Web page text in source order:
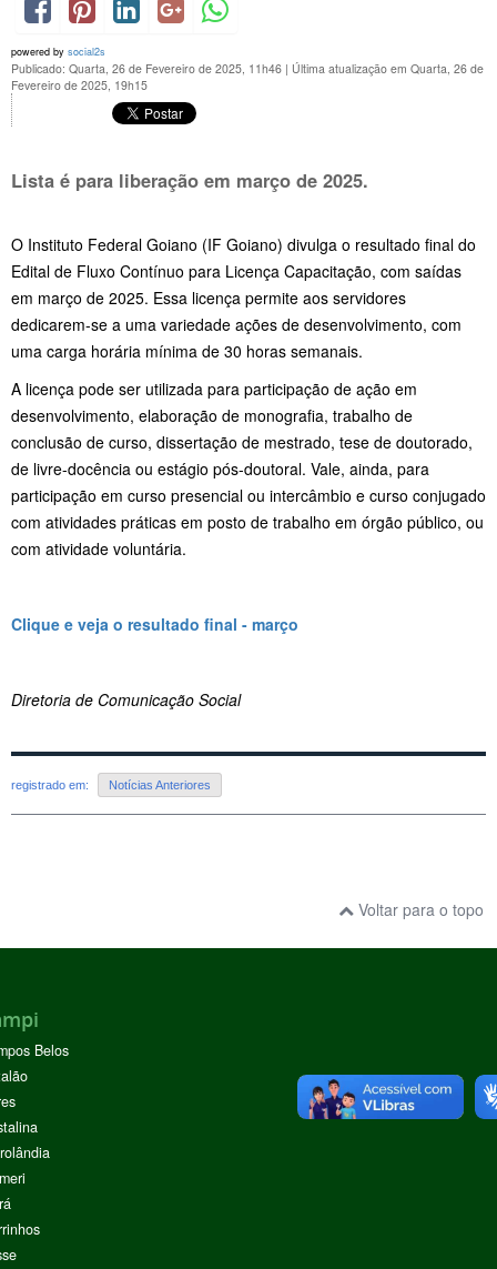
powered by social2s
Publicado: Quarta, 26 de Fevereiro de 2025, 11h46 | Última atualização em Quarta, 26 de
Fevereiro de 2025, 19h15
Lista é para liberação em março de 2025.
O Instituto Federal Goiano (IF Goiano) divulga o resultado final do
Edital de Fluxo Contínuo para Licença Capacitação, com saídas
em março de 2025. Essa licença permite aos servidores
dedicarem-se a uma variedade ações de desenvolvimento, com
uma carga horária mínima de 30 horas semanais.
A licença pode ser utilizada para participação de ação em
desenvolvimento, elaboração de monografia, trabalho de
conclusão de curso, dissertação de mestrado, tese de doutorado,
de livre-docência ou estágio pós-doutoral. Vale, ainda, para
participação em curso presencial ou intercâmbio e curso conjugado
com atividades práticas em posto de trabalho em órgão público, ou
com atividade voluntária.
Clique e veja o resultado final - março
Diretoria de Comunicação Social
registrado em: Notícias Anteriores
Voltar para o topo
Belos